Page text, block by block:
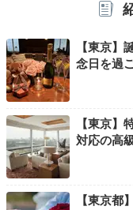
プレミアムクラブラウンジ
チェックアウトは
レミアムクラブラウ
すよ。
【東京
念日を過
【東京
対応の高
【東京都